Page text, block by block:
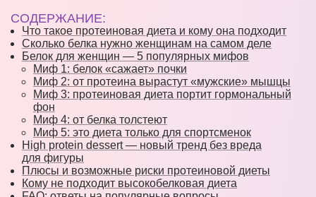
СОДЕРЖАНИЕ:
Что такое протеиновая диета и кому она подходит
Сколько белка нужно женщинам на самом деле
Белок для женщин — 5 популярных мифов
Миф 1: белок «сажает» почки
Миф 2: от протеина вырастут «мужские» мышцы
Миф 3: протеиновая диета портит гормональный
фон
Миф 4: от белка толстеют
Миф 5: это диета только для спортсменок
High protein dessert — новый тренд без вреда
для фигуры
Плюсы и возможные риски протеиновой диеты
Кому не подходит высокобелковая диета